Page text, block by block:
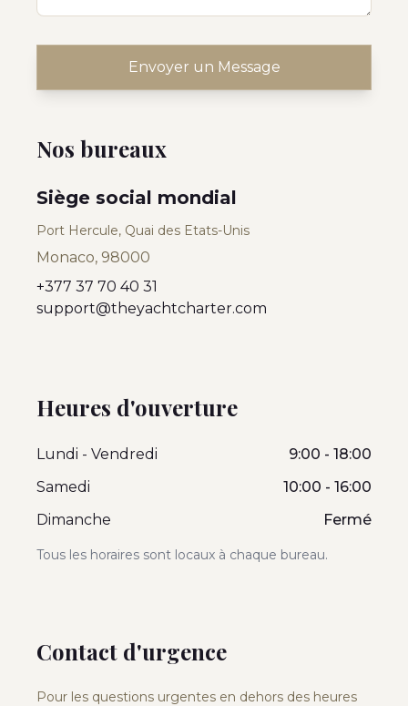
Envoyer un Message
Nos bureaux
Siège social mondial
Port Hercule, Quai des Etats-Unis
Monaco, 98000
+377 37 70 40 31
support@theyachtcharter.com
Heures d'ouverture
Lundi - Vendredi
9:00 - 18:00
Samedi
10:00 - 16:00
Dimanche
Fermé
Tous les horaires sont locaux à chaque bureau.
Contact d'urgence
Pour les questions urgentes en dehors des heures